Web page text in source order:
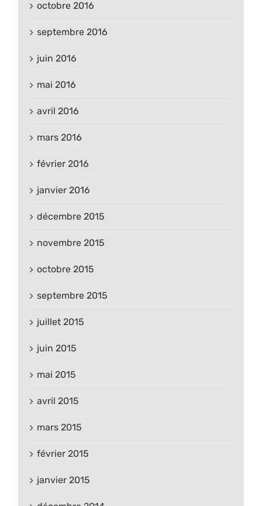
octobre 2016
septembre 2016
juin 2016
mai 2016
avril 2016
mars 2016
février 2016
janvier 2016
décembre 2015
novembre 2015
octobre 2015
septembre 2015
juillet 2015
juin 2015
mai 2015
avril 2015
mars 2015
février 2015
janvier 2015